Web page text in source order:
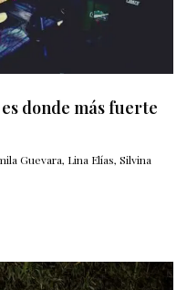
donde más fuerte
Guevara, Lina Elías, Silvina